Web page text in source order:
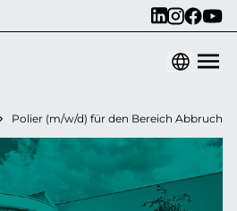
Polier (m/w/d) für den Bereich Abbruch